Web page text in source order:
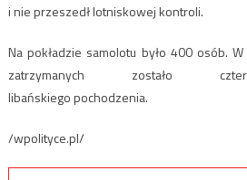
i nie przeszedł lotniskowej kontroli.
Na pokładzie samolotu było 400 osób.
zatrzymanych zostało
libańskiego pochodzenia.
/wpolityce.pl/